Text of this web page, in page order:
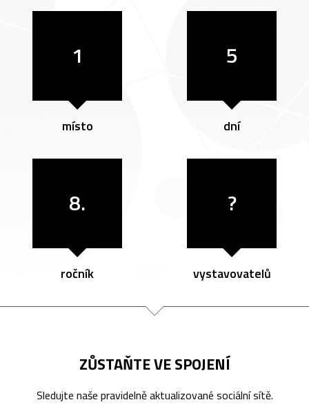
1
místo
5
dní
8.
ročník
?
vystavovatelů
ZŮSTAŇTE VE SPOJENÍ
Sledujte naše pravidelně aktualizované sociální sítě.